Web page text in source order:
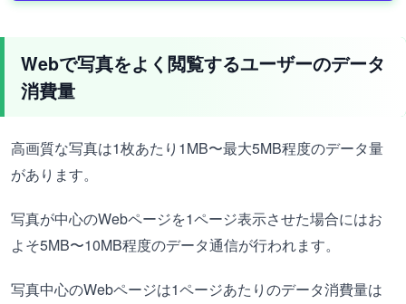
Webで写真をよく閲覧するユーザーのデータ
消費量
高画質な写真は1枚あたり1MB〜最大5MB程度のデータ量
があります。
写真が中心のWebページを1ページ表示させた場合にはお
よそ5MB〜10MB程度のデータ通信が行われます。
写真中心のWebページは1ページあたりのデータ消費量は